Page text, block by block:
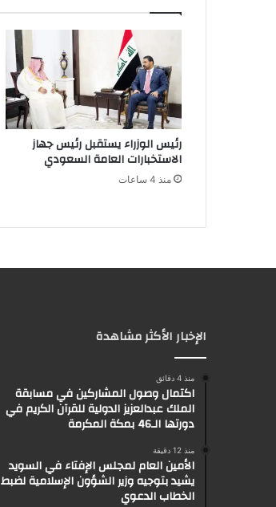
و
ن
ي
رئيس الوزراء يستقبل رئيس جهاز
الاستخبارات العامة السعودي
منذ 4 ساعات
الإخبار الأكثر مشاهدة
منذ 4 دقائق
اكتمال وصول المشاركين في مسابقة
الملك عبدالعزيز الدولية للقرآن الكريم في
دورتها الـ46 بمكة المكرمة
منذ 12 دقيقة
الأمين العام لمجلس الإفتاء في السويد
يشيد بتوجيه وزير الشؤون الإسلامية لضبط
الخطاب الدعوي